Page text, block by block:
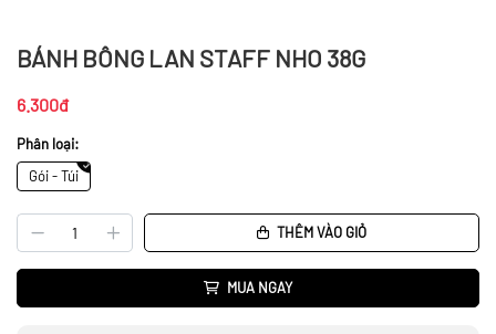
BÁNH BÔNG LAN STAFF NHO 38G
6.300đ
Phân loại:
Gói - Túi
THÊM VÀO GIỎ
MUA NGAY